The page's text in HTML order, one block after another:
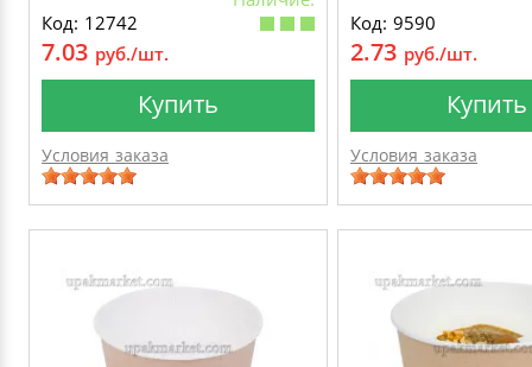
Код: 12742
7.03 руб./шт.
Купить
Условия заказа
Код: 9590
2.73 руб./шт.
Купить
Условия заказа